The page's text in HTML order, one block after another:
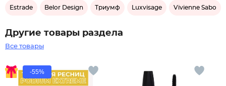
Estrade Belor Design Триумф Luxvisage Vivienne Sabo
Другие товары раздела
Все товары
-55%